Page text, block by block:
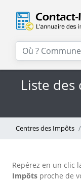
Liste des
Centres des Impôts
Repérez en un clic
Impôts proche de